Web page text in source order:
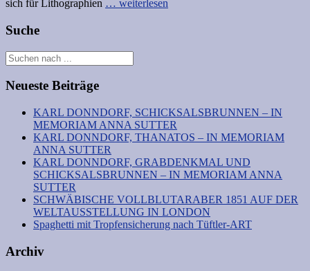
sich für Lithographien … weiterlesen
Suche
Neueste Beiträge
KARL DONNDORF, SCHICKSALSBRUNNEN – IN
MEMORIAM ANNA SUTTER
KARL DONNDORF, THANATOS – IN MEMORIAM
ANNA SUTTER
KARL DONNDORF, GRABDENKMAL UND
SCHICKSALSBRUNNEN – IN MEMORIAM ANNA
SUTTER
SCHWÄBISCHE VOLLBLUTARABER 1851 AUF DER
WELTAUSSTELLUNG IN LONDON
Spaghetti mit Tropfensicherung nach Tüftler-ART
Archiv